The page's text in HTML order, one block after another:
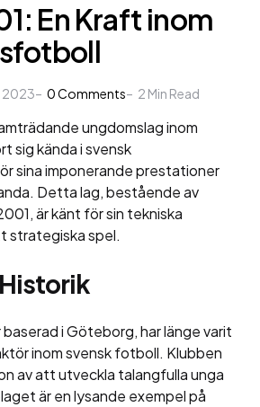
En Kraft inom
2023
0Comments 2 Min Read
ungdomslag inom
sig kända i svensk
sina imponerande prestationer
Detta lag, bestående av
är känt för sin tekniska
strategiska spel.
baserad i Göteborg, har länge varit
inom svensk fotboll. Klubben
av att utveckla talangfulla unga
är en lysande exempel på